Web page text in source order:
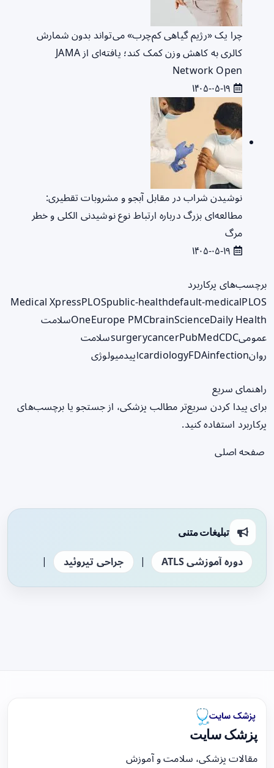
چرا یک «رژیم گیاهی کم‌چرب» می‌تواند بدون شمارش
کالری به کاهش وزن کمک کند؛ یافته‌ای از JAMA
Network Open
نوشیدن شراب در مقابل آبجو و مشروبات تقطیری:
مطالعه‌ای بزرگ درباره ارتباط نوع نوشیدنی الکلی و خطر
مرگ
برچسب‌های پرکاربرد
Medical XpressPLOSpublic-healthdefault-medicalPLOS
OneEurope PMCbrainScienceDaily Health
سلامت
عمومی
surgerycancerPubMedCDC
سلامت
روان
cardiologyFDAinfection اپیدمیولوژی
راهنمای سریع
برای پیدا کردن سریع‌تر مطالب پزشکی، از جستجو یا برچسب‌های
پرکاربرد استفاده کنید.
صفحه اصلی
تبلیغات متنی
دوره آموزشی ATLS | جراحی تیروئید |
پزشک سایت
مقالات پزشکی، سلامت و آموزش